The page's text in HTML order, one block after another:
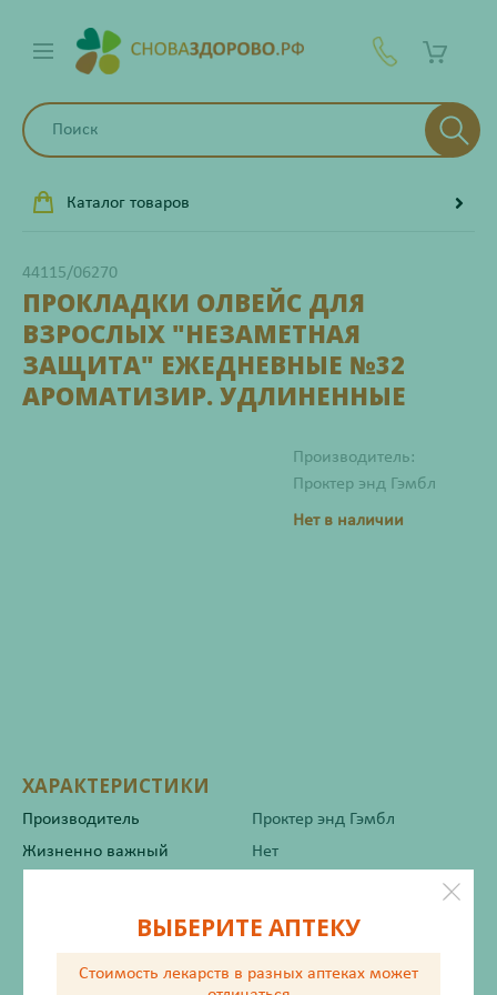
Каталог товаров
44115/06270
ПРОКЛАДКИ ОЛВЕЙС ДЛЯ
ВЗРОСЛЫХ "НЕЗАМЕТНАЯ
ЗАЩИТА" ЕЖЕДНЕВНЫЕ №32
АРОМАТИЗИР. УДЛИНЕННЫЕ
Производитель:
Проктер энд Гэмбл
Нет в наличии
ХАРАКТЕРИСТИКИ
Производитель
Проктер энд Гэмбл
Жизненно важный
Нет
Инструкция по применению
ВЫБЕРИТЕ АПТЕКУ
Стоимость лекарств в разных аптеках может